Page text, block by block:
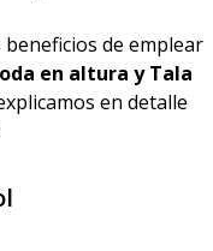
de emplear
en altura y Tala
en detalle